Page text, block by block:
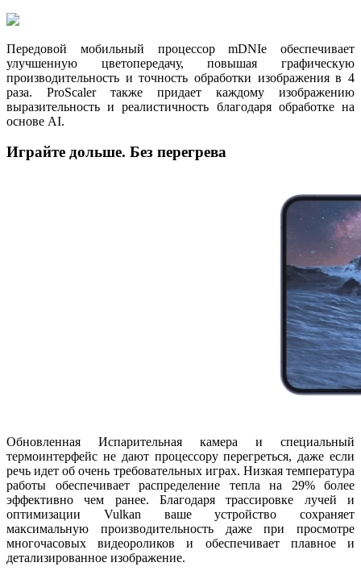
Передовой мобильный процессор mDNIe обеспечивает
улучшенную цветопередачу, повышая графическую
производительность и точность обработки изображения в 4
раза. ProScaler также придает каждому изображению
выразительность и реалистичность благодаря обработке на
основе AI.
Играйте дольше. Без перегрева
Обновленная Испарительная камера и специальный
термоинтерфейс не дают процессору перегреться, даже если
речь идет об очень требовательных играх. Низкая температура
работы обеспечивает распределение тепла на 29% более
эффективно чем ранее. Благодаря трассировке лучей и
оптимизации Vulkan ваше устройство сохраняет
максимальную производительность даже при просмотре
многочасовых видеороликов и обеспечивает плавное и
детализированное изображение.